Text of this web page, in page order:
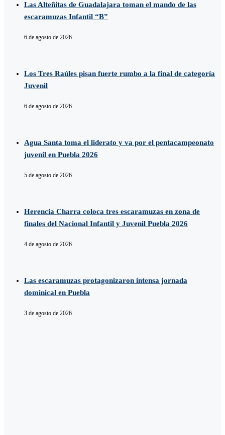
Las Alteñitas de Guadalajara toman el mando de las
escaramuzas Infantil “B”
6 de agosto de 2026
Los Tres Raúles pisan fuerte rumbo a la final de categoría
Juvenil
6 de agosto de 2026
Agua Santa toma el liderato y va por el pentacampeonato
juvenil en Puebla 2026
5 de agosto de 2026
Herencia Charra coloca tres escaramuzas en zona de
finales del Nacional Infantil y Juvenil Puebla 2026
4 de agosto de 2026
Las escaramuzas protagonizaron intensa jornada
dominical en Puebla
3 de agosto de 2026